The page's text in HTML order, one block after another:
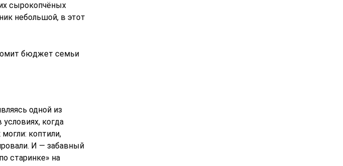
сырокопчёных
небольшой, в этот
бюджет семьи
одной из
когда
коптили,
И — забавный
старинке» на